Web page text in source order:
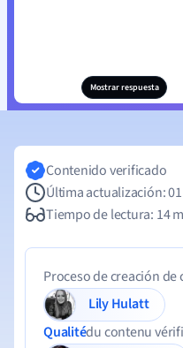
Mostrar respuesta
Contenido verificado
Última actualización:
Tiempo de lectura: 14
Proceso de creación
Lily Hulatt
Qualitédu contenu